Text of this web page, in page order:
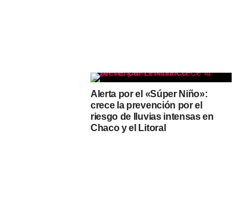
Alerta por el «Súper Niño»:
crece la prevención por el
riesgo de lluvias intensas en
Chaco y el Litoral